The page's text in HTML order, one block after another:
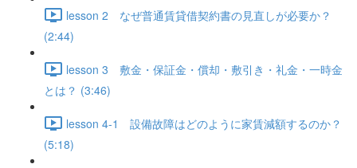
lesson 2 なぜ普通賃貸借契約書の見直しが必要か？
(2:44)
lesson 3 敷金・保証金・償却・敷引き・礼金・一時金
とは？ (3:46)
lesson 4-1 設備故障はどのように家賃減額するのか？
(5:18)